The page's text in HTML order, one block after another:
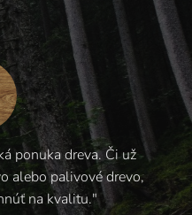
ponuka dreva. Či už
alebo palivové drevo,
na kvalitu."